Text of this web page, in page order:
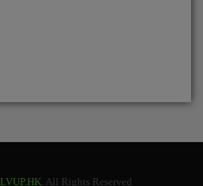
LVUP.HK. All Rights Reserved